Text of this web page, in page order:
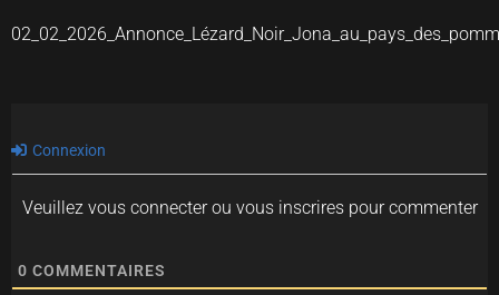
Connexion
Veuillez vous connecter ou vous inscrires pour commenter
0 COMMENTAIRES